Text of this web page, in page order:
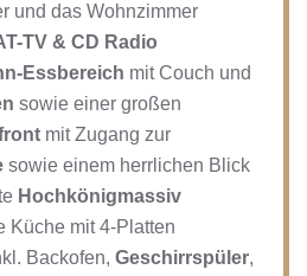
und das Wohnzimmer
TV & CD Radio
Essbereich mit Couch und
sowie einer großen
mit Zugang zur
sowie einem herrlichen Blick
Hochkönigmassiv
Küche mit 4-Platten
Backofen, Geschirrspüler,